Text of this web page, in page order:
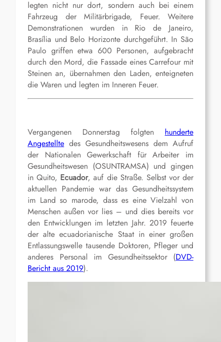
legten nicht nur dort, sondern auch bei einem
Fahrzeug der Militärbrigade, Feuer. Weitere
Demonstrationen wurden in Rio de Janeiro,
Brasília und Belo Horizonte durchgeführt. In São
Paulo griffen etwa 600 Personen, aufgebracht
durch den Mord, die Fassade eines Carrefour mit
Steinen an, übernahmen den Laden, enteigneten
die Waren und legten im Inneren Feuer.
Vergangenen Donnerstag folgten hunderte
Angestellte des Gesundheitswesens dem Aufruf
der Nationalen Gewerkschaft für Arbeiter im
Gesundheitswesen (OSUNTRAMSA) und gingen
in Quito, Ecuador, auf die Straße. Selbst vor der
aktuellen Pandemie war das Gesundheitssystem
im Land so marode, dass es eine Vielzahl von
Menschen außen vor lies – und dies bereits vor
den Entwicklungen im letzten Jahr. 2019 feuerte
der alte ecuadorianische Staat in einer großen
Entlassungswelle tausende Doktoren, Pfleger und
anderes Personal im Gesundheitssektor (DVD-
Bericht aus 2019).